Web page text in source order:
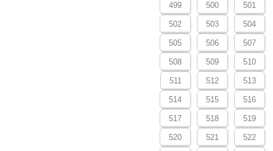
499 500 501
502 503 504
505 506 507
508 509 510
511 512 513
514 515 516
517 518 519
520 521 522